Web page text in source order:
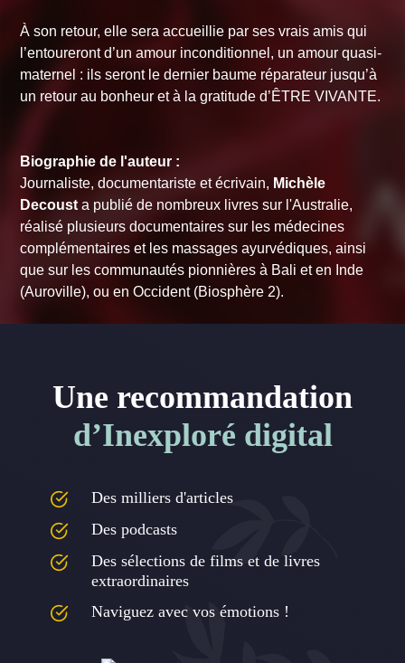
À son retour, elle sera accueillie par ses vrais amis qui
l’entoureront d’un amour inconditionnel, un amour quasi-
maternel : ils seront le dernier baume réparateur jusqu’à
un retour au bonheur et à la gratitude d’ÊTRE VIVANTE.
Biographie de l'auteur :
Journaliste, documentariste et écrivain, Michèle
Decousta publié de nombreux livres sur l'Australie,
réalisé plusieurs documentaires sur les médecines
complémentaires et les massages ayurvédiques, ainsi
que sur les communautés pionnières à Bali et en Inde
(Auroville), ou en Occident (Biosphère 2).
Une recommandation
d’Inexploré digital
Des milliers d'articles
Des podcasts
Des sélections de films et de livres
extraordinaires
Naviguez avec vos émotions !